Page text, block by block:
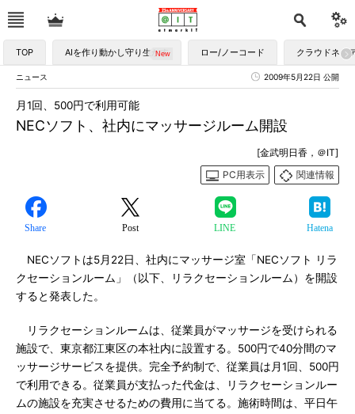
TOP AIを作り動かし守り生かす ロー/ノーコード クラウドネイ
ニュース 2009年5月22日 公開
NECソフト、社内にマッサージルーム開設
月1回、500円で利用可能
[金武明日香，＠IT]
PC用表示
関連情報
Share Post LINE Hatena
NECソフトは5月22日、社内にマッサージ室「NECソフト リラ
クセーションルーム」（以下、リラクセーションルーム）を開設
すると発表した。
リラクセーションルームは、従業員がマッサージを受けられる
施設で、東京都江東区の本社内に設置する。500円で40分間のマ
ッサージサービスを提供。完全予約制で、従業員は月1回、500円
で利用できる。従業員が支払った代金は、リラクセーションルー
ムの施設を充実させるための費用に当てる。施術時間は、平日午